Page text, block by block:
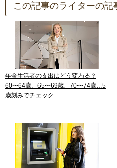
この記事のライターの記
年金生活者の支出はどう変わる？
60〜64歳、65〜69歳、70〜74歳…5
歳刻みでチェック